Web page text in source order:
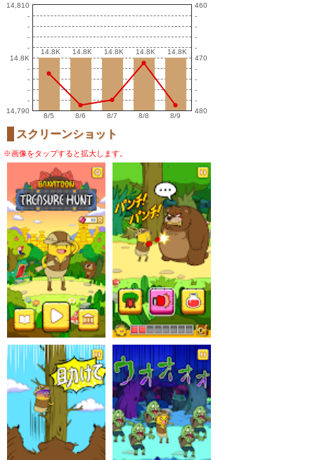
14,810
-
-
-
-
14.8K
-
-
-
-
14,790
14.8K
14.8K 14.8K
14.8K 14.8K
14.8K 14.8K
14.8K 14.8K
14.8K
8/5 8/6 8/7 8/8 8/9
460
-
-
-
-
470
-
-
-
-
480
スクリーンショット
※画像をタップすると拡大します。